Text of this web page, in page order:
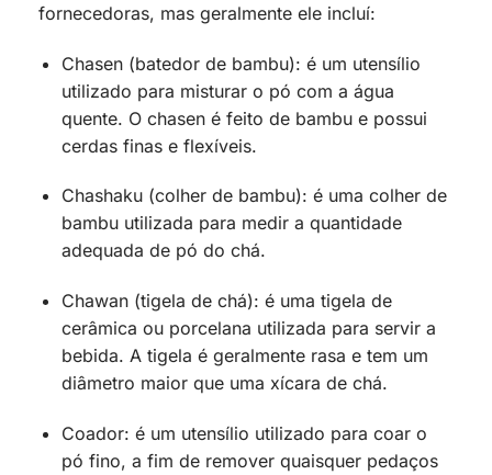
fornecedoras, mas geralmente ele incluí:
Chasen (batedor de bambu): é um utensílio
utilizado para misturar o pó com a água
quente. O chasen é feito de bambu e possui
cerdas finas e flexíveis.
Chashaku (colher de bambu): é uma colher de
bambu utilizada para medir a quantidade
adequada de pó do chá.
Chawan (tigela de chá): é uma tigela de
cerâmica ou porcelana utilizada para servir a
bebida. A tigela é geralmente rasa e tem um
diâmetro maior que uma xícara de chá.
Coador: é um utensílio utilizado para coar o
pó fino, a fim de remover quaisquer pedaços